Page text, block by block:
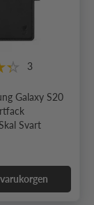
3
Galaxy S20
Svart